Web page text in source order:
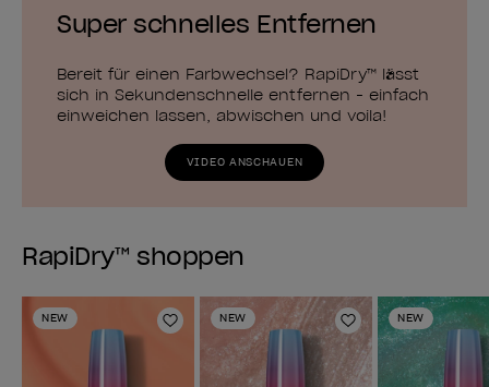
Super schnelles Entfernen
Bereit für einen Farbwechsel? RapiDry™ lässt
sich in Sekundenschnelle entfernen - einfach
einweichen lassen, abwischen und voila!
VIDEO ANSCHAUEN
RapiDry™ shoppen
NEW
Zur Wunschliste hinzufügen
NEW
Zur
NEW